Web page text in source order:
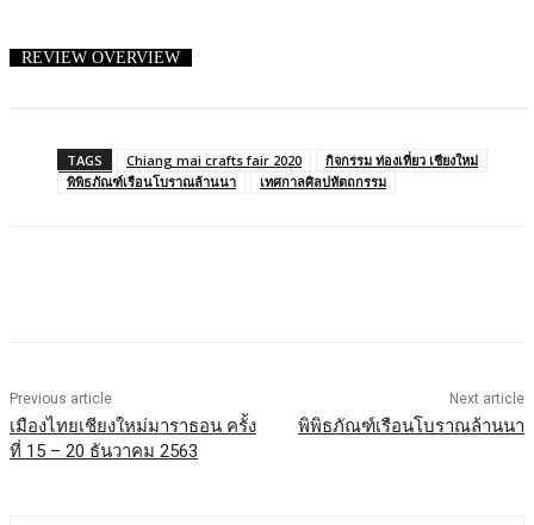
REVIEW OVERVIEW
TAGS Chiang mai crafts fair 2020
กิจกรรม ท่องเที่ยว เชียงใหม่
พิพิธภัณฑ์เรือนโบราณล้านนา
เทศกาลศิลปหัตถกรรม
Previous article
เมืองไทยเชียงใหม่มาราธอน ครั้ง
ที่ 15 – 20 ธันวาคม 2563
Next article
พิพิธภัณฑ์เรือนโบราณล้านนา